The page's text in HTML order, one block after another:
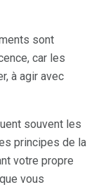
sont
car les
à agir avec
souvent les
principes de la
votre propre
vous